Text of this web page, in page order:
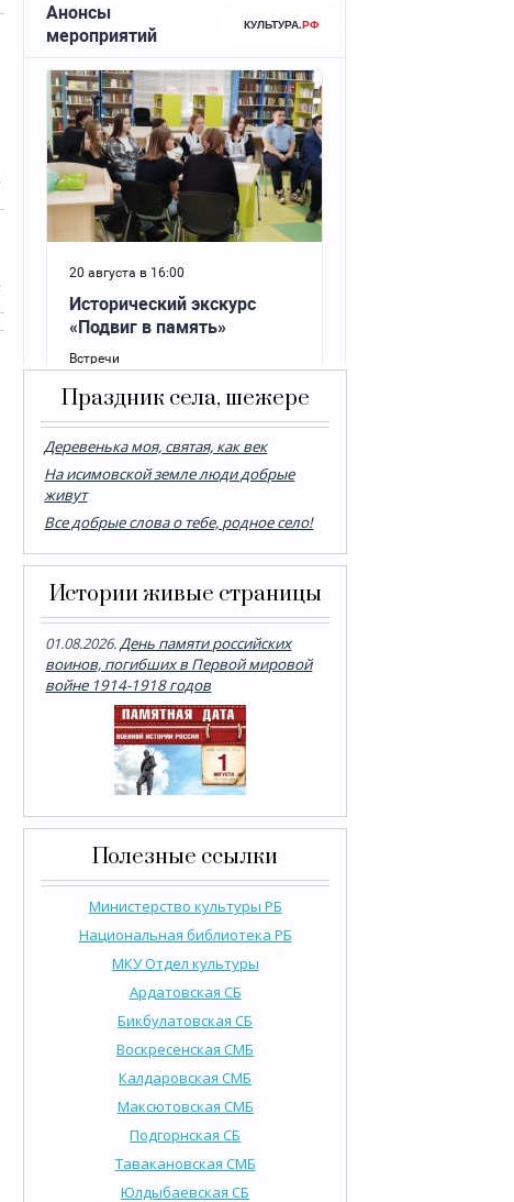
Праздник села, шежере
Деревенька моя, святая, как век
На исимовской земле люди добрые
живут
Все добрые слова о тебе, родное село!
Истории живые страницы
01.08.2026.День памяти российских
воинов, погибших в Первой мировой
войне 1914-1918 годов
Полезные ссылки
Министерство культуры РБ
Национальная библиотека РБ
МКУ Отдел культуры
Ардатовская СБ
Бикбулатовская СБ
Воскресенская СМБ
Калдаровская СМБ
Максютовская СМБ
Подгорнская СБ
Тавакановская СМБ
Юлдыбаевская СБ